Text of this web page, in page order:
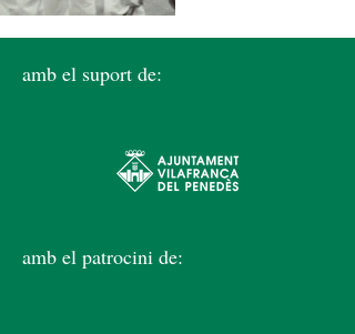
amb el suport de:
amb el patrocini de: